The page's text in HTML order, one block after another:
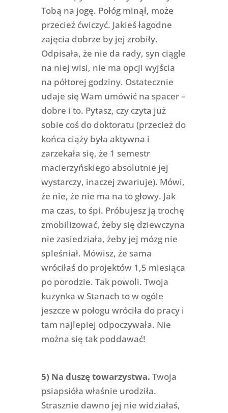
Tobą na jogę. Połóg minął, może
przecież ćwiczyć. Jakieś łagodne
zajęcia dobrze by jej zrobiły.
Odpisała, że nie da rady, syn ciągle
na niej wisi, nie ma opcji wyjścia
na półtorej godziny. Ostatecznie
udaje się Wam umówić na spacer –
dobre i to. Pytasz, czy czyta już
sobie coś do doktoratu (przecież do
końca ciąży była aktywna i
zarzekała się, że 1 semestr
macierzyńskiego absolutnie jej
wystarczy, inaczej zwariuje). Mówi,
że nie, że nie ma na to głowy. Jak
ma czas, to śpi. Próbujesz ją trochę
zmobilizować, żeby się dziewczyna
nie zasiedziała, żeby jej mózg nie
spleśniał. Mówisz, że sama
wróciłaś do projektów 1,5 miesiąca
po porodzie. Tak powoli. Twoja
kuzynka w Stanach to w ogóle
jeszcze w połogu wróciła do pracy i
tam najlepiej odpoczywała. Nie
można się tak poddawać!
5) Na duszę towarzystwa. Twoja
psiapsióła właśnie urodziła.
Strasznie dawno jej nie widziałaś,